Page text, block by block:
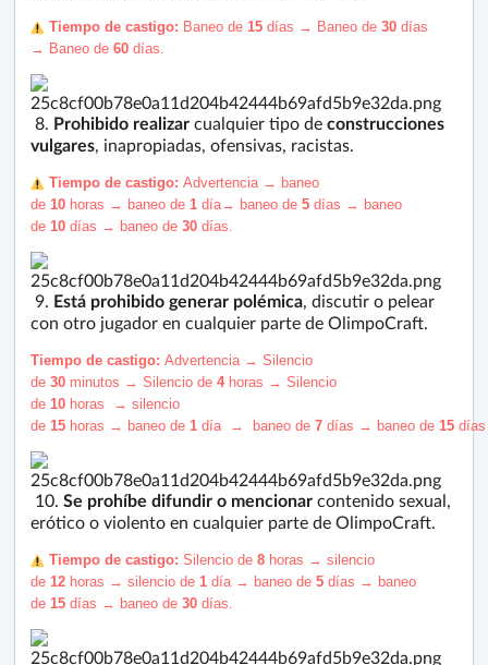
️ Tiempo de castigo: Baneo de 15 días → Baneo de30 días
→ Baneo de 60 días.
8. Prohibido realizar cualquier tipo de construcciones
vulgares, inapropiadas, ofensivas, racistas.
️ Tiempo de castigo:Advertencia → baneo
de 10 horas → baneo de 1 día→ baneo de 5 días → baneo
de 10 días → baneo de 30 días.
9. Está prohibido generar polémica, discutir o pelear
con otro jugador en cualquier parte de OlimpoCraft.
Tiempo de castigo: Advertencia → Silencio
de 30 minutos → Silencio de 4 horas → Silencio
de 10 horas → silencio
de 15 horas → baneo de 1 día → baneo de 7 días → baneo de 15
10. Se prohíbe difundir o mencionar contenido sexual,
erótico o violento en cualquier parte de OlimpoCraft.
️ Tiempo de castigo:Silencio de8 horas → silencio
de 12 horas → silencio de 1 día → baneo de 5 días → baneo
de 15 días → baneo de 30 días.